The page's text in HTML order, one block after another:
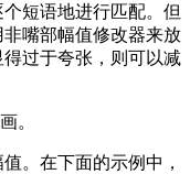
短语地进行匹配。但
嘴部幅值修改器来放
过于夸张，则可以减
。
。在下面的示例中，